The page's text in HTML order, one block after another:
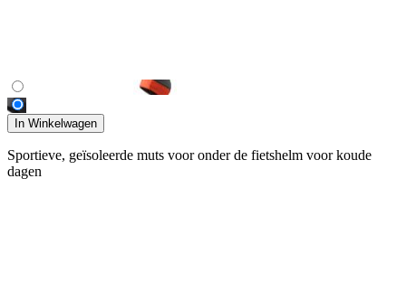
In Winkelwagen
Sportieve, geïsoleerde muts voor onder de fietshelm voor koude
dagen